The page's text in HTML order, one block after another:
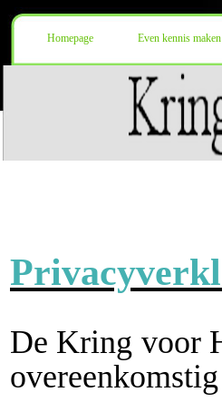
Homepage Even kennis maken
De Kring voor